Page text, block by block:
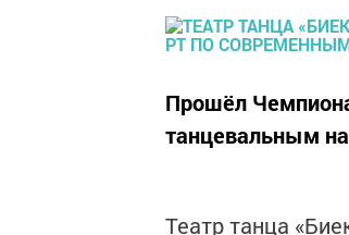
Прошёл
танцевальным
Театр танца